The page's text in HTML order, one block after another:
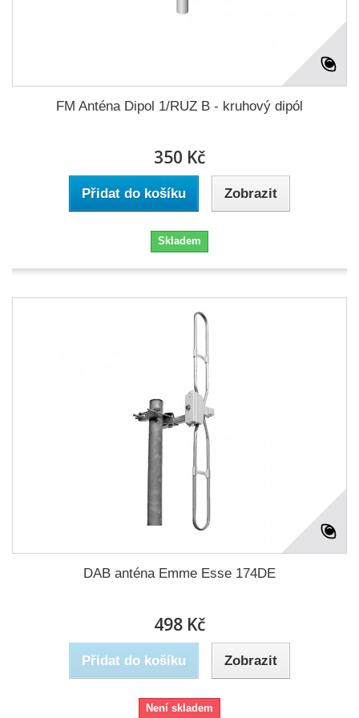
FM Anténa Dipol 1/RUZ B - kruhový dipól
350 Kč
Přidat do košíku Zobrazit
Skladem
DAB anténa Emme Esse 174DE
498 Kč
Přidat do košíku Zobrazit
Není skladem